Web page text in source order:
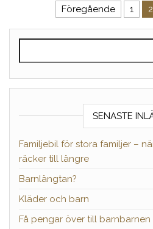
Sidnumrering
Föregående 1 2
SENASTE
Familjebil för stora familjer –
räcker till längre
Barnlängtan?
Kläder och barn
Få pengar över till barnbarnen